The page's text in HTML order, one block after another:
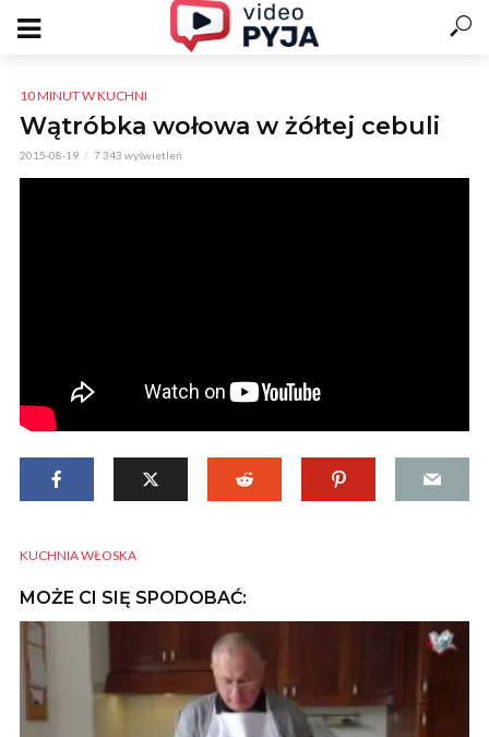
10 MINUT W KUCHNI
Wątróbka wołowa w żółtej cebuli
2015-08-19 7 343 wyświetleń
KUCHNIA WŁOSKA
MOŻE CI SIĘ SPODOBAĆ: